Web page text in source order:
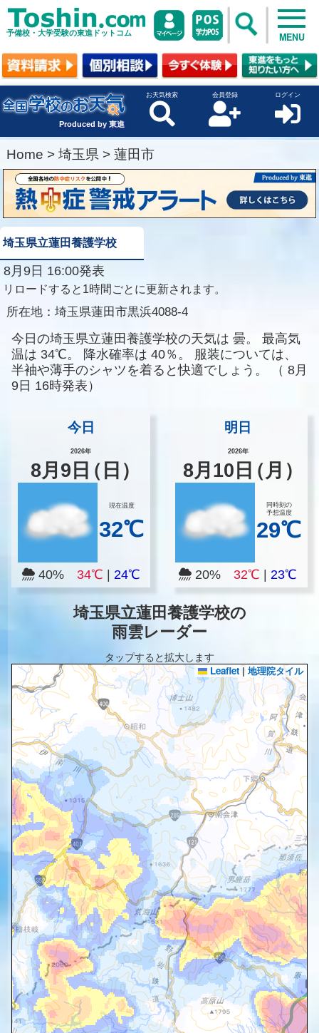
予備校・大学受験の東進ドットコム MENU
Produced by 東進
お天気検索 会員登録 ログイン
Home > 埼玉県 > 蓮田市
埼玉県立蓮田養護学校
8月9日 16:00発表
リロードすると1時間ごとに更新されます。
所在地： 埼玉県蓮田市黒浜4088-4
今日の埼玉県立蓮田養護学校の天気は 曇。
最高気
温は 34℃。 降水確率は 40％。
服装については、
半袖や薄手のシャツを着ると快適でしょう。
（ 8月
9日 16時発表）
今日
2026年
8月 9 日（日）
現在温度
32℃
40% 34℃ 24℃
明日
2026年
8月 10 日（月）
同時刻の
予想温度
29℃
20% 32℃ |23℃
埼玉県立蓮田養護学校の
雨雲レーダー
タップすると拡大します
Leaflet | 地理院タイル